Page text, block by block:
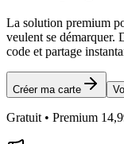
La solution premium
veulent se démarquer.
code et partage
Créer ma carte
Gratuit • Premium